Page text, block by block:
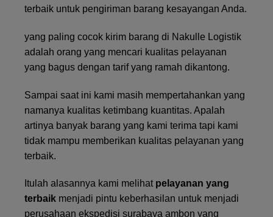
terbaik untuk pengiriman barang kesayangan Anda.
yang paling cocok kirim barang di Nakulle Logistik
adalah orang yang mencari kualitas pelayanan
yang bagus dengan tarif yang ramah dikantong.
Sampai saat ini kami masih mempertahankan yang
namanya kualitas ketimbang kuantitas. Apalah
artinya banyak barang yang kami terima tapi kami
tidak mampu memberikan kualitas pelayanan yang
terbaik.
Itulah alasannya kami melihat pelayanan yang
terbaik menjadi pintu keberhasilan untuk menjadi
perusahaan ekspedisi surabaya ambon yang